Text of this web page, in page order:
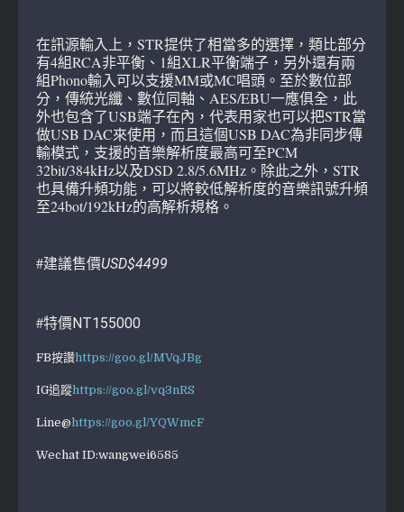
在訊源輸入上，STR提供了相當多的選擇，類比部分
有4組RCA非平衡、1組XLR平衡端子，另外還有兩
組Phono輸入可以支援MM或MC唱頭。至於數位部
分，傳統光纖、數位同軸、AES/EBU一應俱全，此
外也包含了USB端子在內，代表用家也可以把STR當
做USB DAC來使用，而且這個USB DAC為非同步傳
輸模式，支援的音樂解析度最高可至PCM
32bit/384kHz以及DSD 2.8/5.6MHz。除此之外，STR
也具備升頻功能，可以將較低解析度的音樂訊號升頻
至24bot/192kHz的高解析規格。
#建議售價USD$4499
#特價NT155000
FB按讚https://goo.gl/MVqJBg
IG追蹤https://goo.gl/vq3nRS
Line@https://goo.gl/YQWmcF
Wechat ID:wangwei6585